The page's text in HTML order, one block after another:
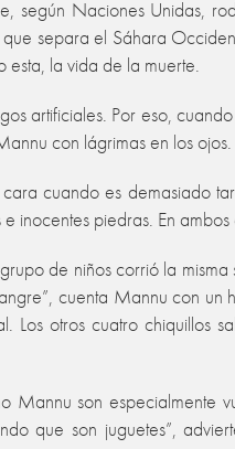
según Naciones Unidas,
separa el Sáhara
esta, la vida de la muerte.
artificiales. Por eso,
con lágrimas en los ojos.
cuando es demasiado
piedras. En
de niños corrió la
cuenta Mannu con
otros cuatro chiquillos
son especialmente
que son juguetes”,